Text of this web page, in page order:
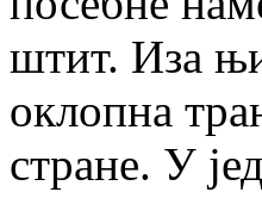
штит. Иза
оклопна
стране. У